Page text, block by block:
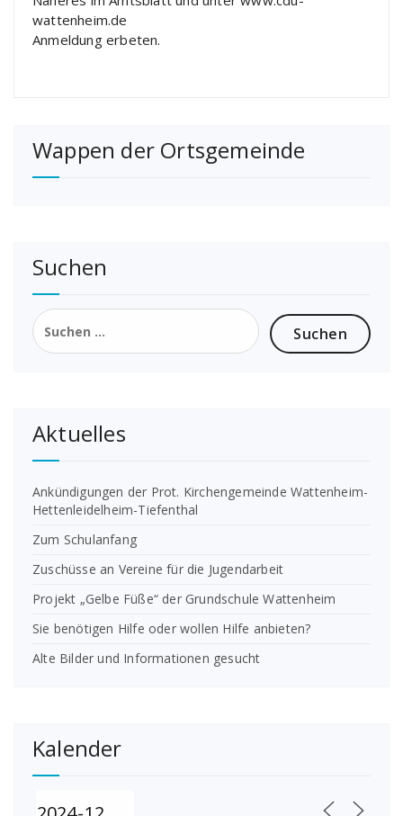
wattenheim.de
Anmeldung erbeten.
Wappen der Ortsgemeinde
Suchen
Suchen
nach:
Aktuelles
Ankündigungen der Prot. Kirchengemeinde Wattenheim-
Hettenleidelheim-Tiefenthal
Zum Schulanfang
Zuschüsse an Vereine für die Jugendarbeit
Projekt „Gelbe Füße“ der Grundschule Wattenheim
Sie benötigen Hilfe oder wollen Hilfe anbieten?
Alte Bilder und Informationen gesucht
Kalender